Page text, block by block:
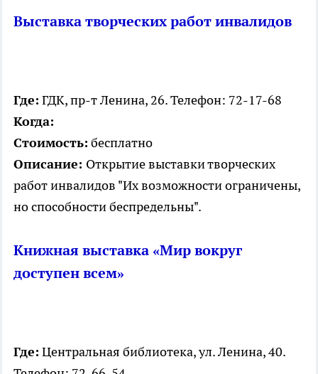
Выставка творческих работ инвалидов
Где: ГДК, пр-т Ленина, 26. Телефон: 72-17-68
Когда:
Стоимость: бесплатно
Описание: Открытие выставки творческих
работ инвалидов "Их возможности ограничены,
но способности беспредельны".
Книжная выставка «Мир вокруг
доступен всем»
Где: Центральная библиотека, ул. Ленина, 40.